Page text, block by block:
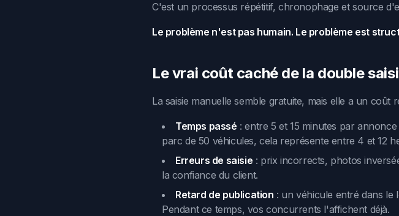
C'est un processus répétitif, chronophage et source
Le problème n'est pas humain. Le problème est
Le vrai coût caché de la double
La saisie manuelle semble gratuite, mais elle a un coût
Temps passé : entre 5 et 15 minutes par
parc de 50 véhicules, cela représente entre 4 et 12
Erreurs de saisie : prix incorrects, photos
la confiance du client.
Retard de publication : un véhicule entré dans le
Pendant ce temps, vos concurrents l'affichent déjà.